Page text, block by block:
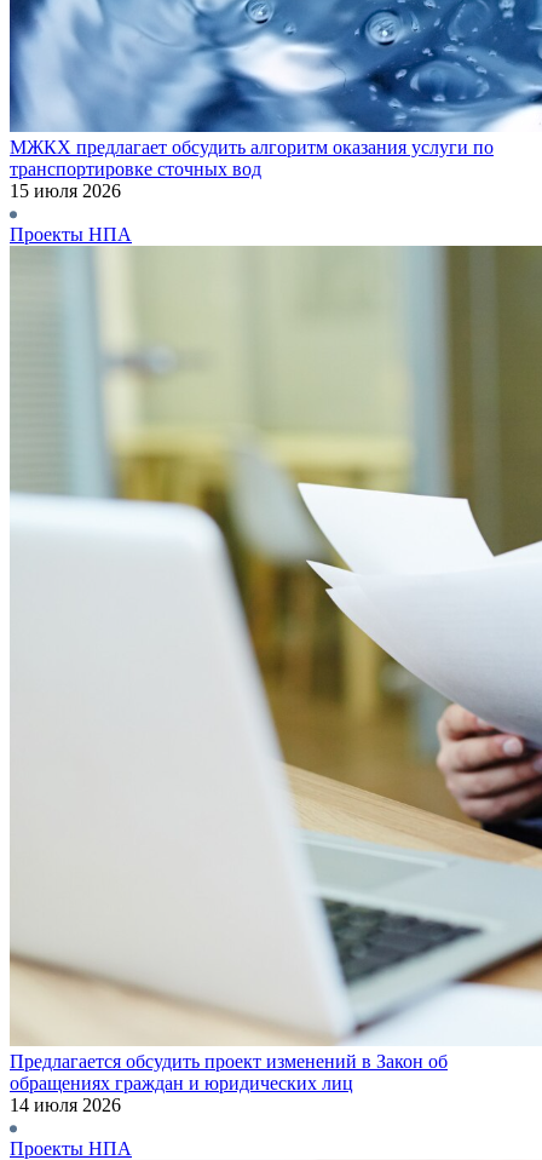
МЖКХ предлагает обсудить алгоритм оказания услуги по
транспортировке сточных вод
15 июля 2026
Проекты НПА
Предлагается обсудить проект изменений в Закон об
обращениях граждан и юридических лиц
14 июля 2026
Проекты НПА